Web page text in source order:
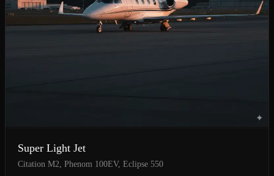
Super Light Jet
Citation M2, Phenom 100EV, Eclipse 550